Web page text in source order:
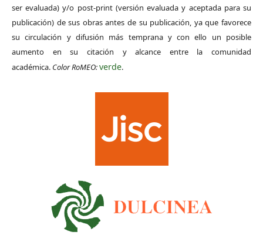
ser evaluada) y/o post-print (versión evaluada y aceptada para su
publicación) de sus obras antes de su publicación, ya que favorece
su circulación y difusión más temprana y con ello un posible
aumento en su citación y alcance entre la comunidad
académica. Color RoMEO:verde.